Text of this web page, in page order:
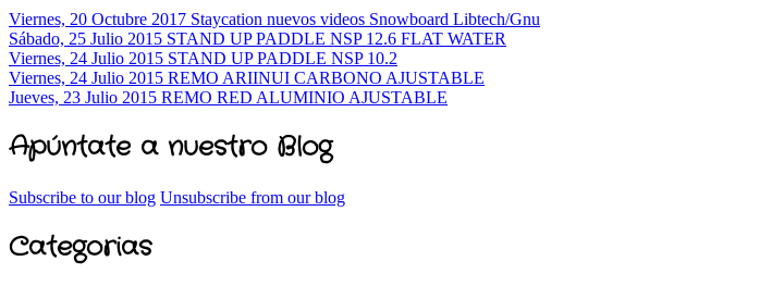
Viernes, 20 Octubre 2017 Staycation nuevos videos Snowboard Libtech/Gnu
Sábado, 25 Julio 2015 STAND UP PADDLE NSP 12.6 FLAT WATER
Viernes, 24 Julio 2015 STAND UP PADDLE NSP 10.2
Viernes, 24 Julio 2015 REMO ARIINUI CARBONO AJUSTABLE
Jueves, 23 Julio 2015 REMO RED ALUMINIO AJUSTABLE
Apúntate a nuestro Blog
Subscribe to our blog Unsubscribe from our blog
Categorias